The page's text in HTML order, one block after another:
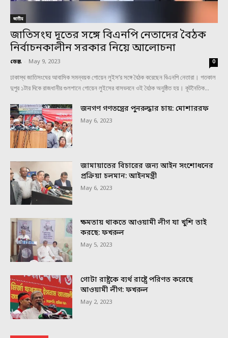
জাতীয়
জাতিসংঘ দূতের সঙ্গে বিএনপি নেতাদের বৈঠক
নির্বাচনকালীন সরকার নিয়ে আলোচনা
ডেস্ক - May 9, 2023 0
ঢাকাস্থ জাতিসংঘের আবাসিক সমন্বয়ক গোয়েন লুইস’র সঙ্গে বৈঠক করেছেন বিএনপি নেতারা। গতকাল
দুপুর ১টার দিকে রাজধানীর গুলশানে গোয়েন লুইসের বাসভবনে ওই বৈঠক অনুষ্ঠিত হয়। কূটনৈতিক...
জনগণ গণতন্ত্রের পুনরুদ্ধার চায়: মোশাররফ
May 6, 2023
জামায়াতের বিচারের জন্য আইন সংশোধনের
প্রক্রিয়া চলমান: আইনমন্ত্রী
May 6, 2023
ক্ষমতায় থাকতে আওয়ামী লীগ যা খুশি তাই
করছে: ফখরুল
May 5, 2023
গোটা রাষ্ট্রকে ব্যর্থ রাষ্ট্রে পরিণত করেছে
আওয়ামী লীগ: ফখরুল
May 2, 2023